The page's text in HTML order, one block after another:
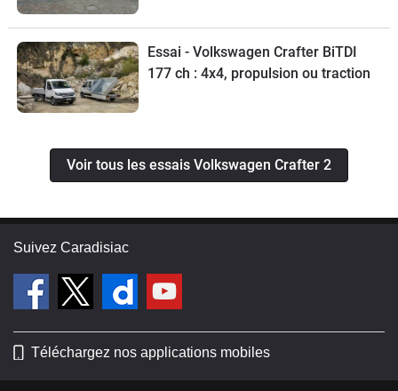
Essai - Volkswagen Crafter BiTDI
177 ch : 4x4, propulsion ou traction
Voir tous les essais Volkswagen Crafter 2
Suivez Caradisiac
Téléchargez nos applications mobiles